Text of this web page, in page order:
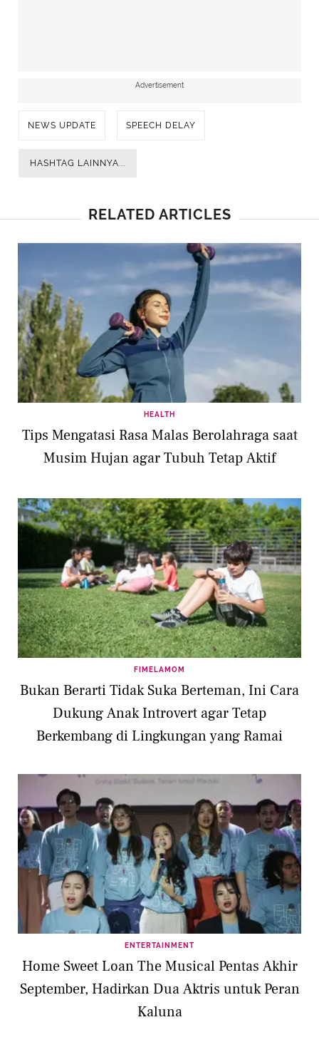
Advertisement
NEWS UPDATE SPEECH DELAY
HASHTAG LAINNYA...
RELATED ARTICLES
HEALTH
Tips Mengatasi Rasa Malas Berolahraga saat
Musim Hujan agar Tubuh Tetap Aktif
FIMELAMOM
Bukan Berarti Tidak Suka Berteman, Ini Cara
Dukung Anak Introvert agar Tetap
Berkembang di Lingkungan yang Ramai
ENTERTAINMENT
Home Sweet Loan The Musical Pentas Akhir
September, Hadirkan Dua Aktris untuk Peran
Kaluna